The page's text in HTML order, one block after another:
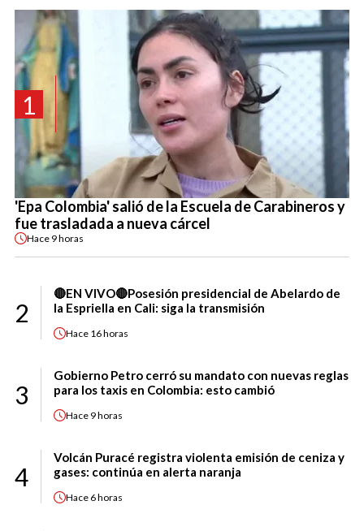
1
'Epa Colombia' salió de la Escuela de Carabineros y
fue trasladada a nueva cárcel
Hace 9 horas
2
🔴EN VIVO🔴Posesión presidencial de Abelardo de
la Espriella en Cali: siga la transmisión
Hace 16 horas
3
Gobierno Petro cerró su mandato con nuevas reglas
para los taxis en Colombia: esto cambió
Hace 9 horas
4
Volcán Puracé registra violenta emisión de ceniza y
gases: continúa en alerta naranja
Hace 6 horas